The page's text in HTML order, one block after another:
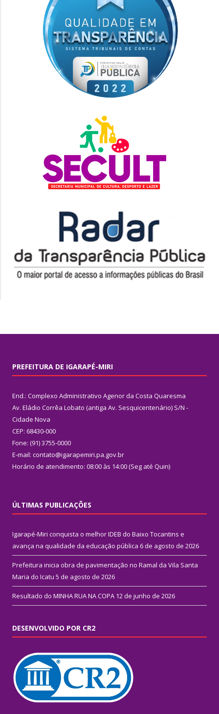
PREFEITURA DE IGARAPÉ-MIRI
End.: Complexo Administrativo Agenor da Costa Quaresma
Av. Eládio Corrêa Lobato (antiga Av. Sesquicentenário) S/N -
Cidade Nova
CEP: 68430-000
Fone: (91) 3755-0000
E-mail: contato@igarapemiri.pa.gov.br
Horário de atendimento: 08:00 às 14:00 (Seg até Quin)
ÚLTIMAS PUBLICAÇÕES
Igarapé-Miri conquista o melhor IDEB do Baixo Tocantins e
avança na qualidade da educação pública 6 de agosto de 2026
Prefeitura inicia obra de pavimentação no Ramal da Vila Santa
Maria do Icatu 5 de agosto de 2026
Resultado do MINHA RUA NA COPA 12 de junho de 2026
DESENVOLVIDO POR CR2